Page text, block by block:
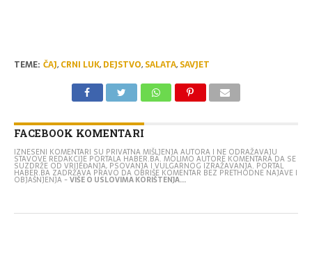
TEME: ČAJ, CRNI LUK, DEJSTVO, SALATA, SAVJET
FACEBOOK KOMENTARI
IZNESENI KOMENTARI SU PRIVATNA MIŠLJENJA AUTORA I NE ODRAŽAVAJU
STAVOVE REDAKCIJE PORTALA HABER.BA. MOLIMO AUTORE KOMENTARA DA SE
SUZDRŽE OD VRIJEĐANJA, PSOVANJA I VULGARNOG IZRAŽAVANJA. PORTAL
HABER.BA ZADRŽAVA PRAVO DA OBRIŠE KOMENTAR BEZ PRETHODNE NAJAVE I
OBJAŠNJENJA -VIŠE O USLOVIMA KORIŠTENJA...